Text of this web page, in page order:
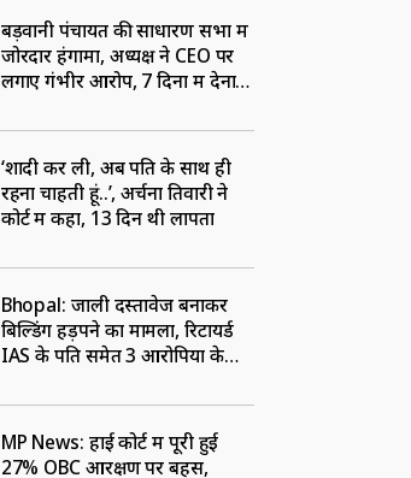
बड़वानी पंचायत की साधारण सभा में
जोरदार हंगामा, अध्यक्ष ने CEO पर
लगाए गंभीर आरोप, 7 दिनों में देना
‘शादी कर ली, अब पति के साथ ही
रहना चाहती हूं..’, अर्चना तिवारी ने
कोर्ट में कहा, 13 दिन थी लापता
Bhopal: जाली दस्तावेज बनाकर
बिल्डिंग हड़पने का मामला, रिटायर्ड
IAS के पति समेत 3 आरोपियों के
MP News: हाई कोर्ट में पूरी हुई
27% OBC आरक्षण पर बहस,